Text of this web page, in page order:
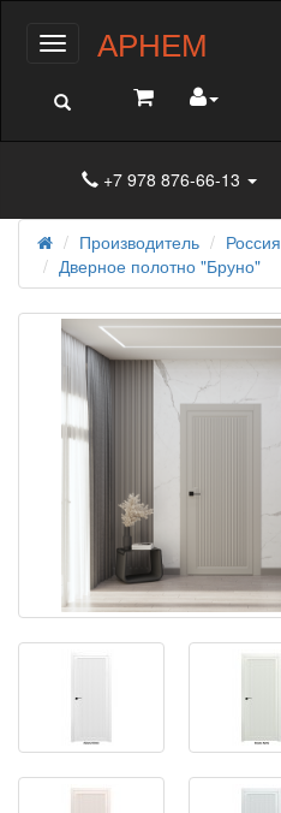
МенюАРНЕМ
+7 978 876-66-13
Производитель
Россия
Дверное полотно "Бруно"